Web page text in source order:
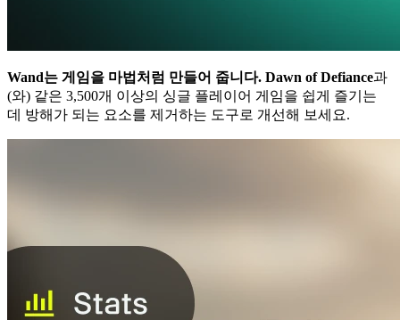
Wand는 게임을 마법처럼 만들어 줍니다. Dawn of Defiance과
(와) 같은 3,500개 이상의 싱글 플레이어 게임을 쉽게 즐기는
데 방해가 되는 요소를 제거하는 도구로 개선해 보세요.